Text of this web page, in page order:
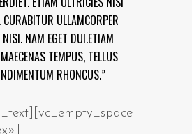
CURABITUR ULLAMCORPER
NISI. NAM EGET DUI.ETIAM
TEMPUS, TELLUS
RHONCUS.”